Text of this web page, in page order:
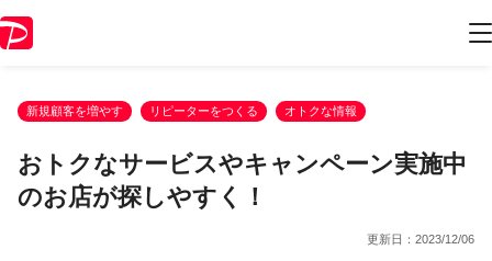
新規顧客を増やす リピーターをつくる オトクな情報
おトクなサービスやキャンペーン実施中
のお店が探しやすく！
更新日： 2023/12/06